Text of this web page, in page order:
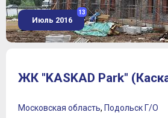
Июль 2016
13
ЖК "KASKAD Park"
Московская область, Подольск Г/О